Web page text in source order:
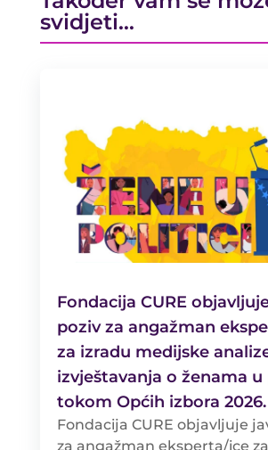
svidjeti…
Fondacija CURE
poziv za angažman
za izradu medijske
izvještavanja o ženama
tokom Općih izbora
Fondacija CURE objavljuje
za angažman eksperta/ice